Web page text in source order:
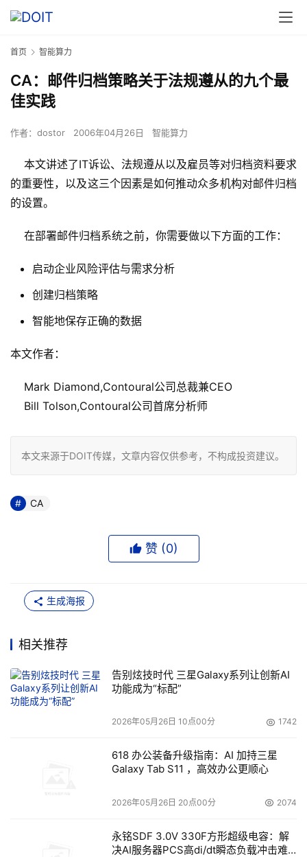
首页 智能算力
CA：邮件归档策略关于法规遵从的九个最
佳实践
作者： dostor 2006年04月26日 智能算力
本文讲述了IT诉讼、法规遵从以及雇员等对归档资料要求
的重要性，以及这三个因素是如何推动众多机构对邮件归档
的设置。
在部署邮件归档系统之前，你需要做以下方面的工作：
启动企业风险评估与需求分析
创建归档策略
智能地保存正确的数据
Mark Diamond,Contoural公司总裁兼CEO
Bill Tolson,Contoural公司首席分析师
本文来源于DOIT传媒，文章内容仅供参考，不构成投资建议。
CA
赞 (0)
生成海报
相关推荐
告别炫技时代 三星Galaxy系列让创新AI
功能成为“标配”
2026年05月26日 10点00分 1742
618 办公装备升级指南：AI 加持三星
Galaxy Tab S11 ，高效办公更顺心
2026年05月26日 20点00分 2074
永铭SDF 3.0V 330F方形超级电容：解
决AI服务器PCS高di/dt瞬态负载冲击难